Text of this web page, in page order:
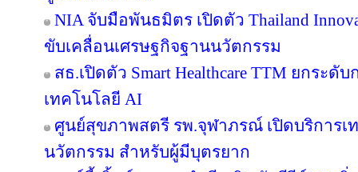
NIA จับมือพันธมิตร เปิดตัว Thailand
ขับเคลื่อนเศรษฐกิจฐานนวัตกรรม
สธ.เปิดตัว Smart Healthcare TTM ยกระ
เทคโนโลยี AI
ศูนย์สุขภาพสตรี รพ.จุฬาภรณ์ เปิดบริการเ
นวัตกรรม สำหรับผู้มีบุตรยาก